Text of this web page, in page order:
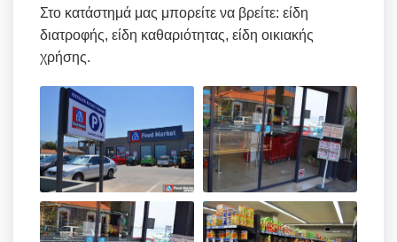
Στο κατάστημά μας μπορείτε να βρείτε: είδη
διατροφής, είδη καθαριότητας, είδη οικιακής
χρήσης.